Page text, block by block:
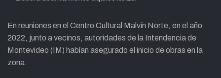
En reuniones en el Centro Cultural Malvín Norte, en el año
2022, junto a vecinos, autoridades de la Intendencia de
Montevideo (IM) habían asegurado el inicio de obras en la
zona.